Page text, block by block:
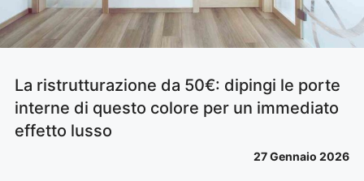
La ristrutturazione da 50€: dipingi le porte
interne di questo colore per un immediato
effetto lusso
27 Gennaio 2026